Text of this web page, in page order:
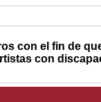
con el fin de
con